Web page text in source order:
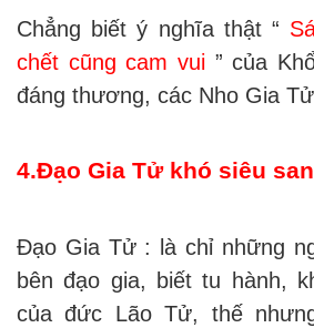
Chẳng biết ý nghĩa thật “
chết cũng cam vui ” của
đáng thương, các Nho Gia
4.Đạo Gia Tử khó siêu
Đạo Gia Tử : là chỉ những
bên đạo gia, biết tu hành,
của đức Lão Tử, thế